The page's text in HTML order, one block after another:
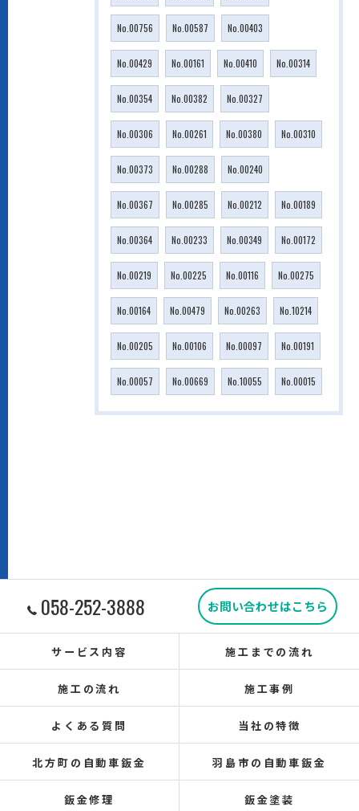
No.00756 No.00587 No.00403
No.00429 No.00161 No.00410 No.00314
No.00354 No.00382 No.00327
No.00306 No.00261 No.00380 No.00310
No.00373 No.00288 No.00240
No.00367 No.00285 No.00212 No.00189
No.00364 No.00233 No.00349 No.00172
No.00219 No.00225 No.00116 No.00275
No.00164 No.00479 No.00263 No.10214
No.00205 No.00106 No.00097 No.00191
No.00057 No.00669 No.10055 No.00015
058-252-3888 お問い合わせはこちら
サービス内容 施工までの流れ
施工の流れ 施工事例
よくある質問 当社の特徴
北方町の自動車鈑金 羽島市の自動車鈑金
鈑金修理 鈑金塗装